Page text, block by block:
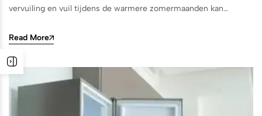
vervuiling en vuil tijdens de warmere zomermaanden kan…
Read More